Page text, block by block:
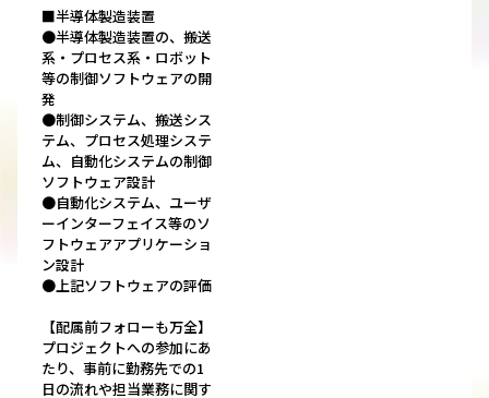
■半導体製造装置
●半導体製造装置の、搬送
系・プロセス系・ロボット
等の制御ソフトウェアの開
発
●制御システム、搬送シス
テム、プロセス処理システ
ム、自動化システムの制御
ソフトウェア設計
●自動化システム、ユーザ
ーインターフェイス等のソ
フトウェアアプリケーショ
ン設計
●上記ソフトウェアの評価
【配属前フォローも万全】
プロジェクトへの参加にあ
たり、事前に勤務先での1
日の流れや担当業務に関す